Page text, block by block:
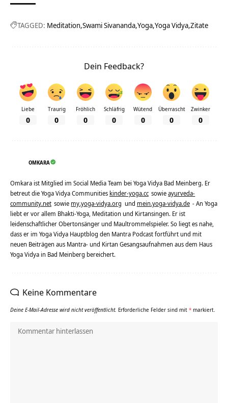
TAGGED: Meditation Swami Sivananda Yoga Yoga Vidya Zitate
Dein Feedback?
Liebe
0
Traurig
0
Fröhlich
0
Schläfrig
0
Wütend
0
Überrascht
0
Zwinker
0
OMKARA
Omkara ist Mitglied im Social Media Team bei Yoga Vidya Bad Meinberg. Er
betreut die Yoga Vidya Communities kinder-yoga.cc sowieayurveda-
community.net sowie my.yoga-vidya.org und mein.yoga-vidya.de - An Yoga
liebt er vor allem Bhakti-Yoga, Meditation und Kirtansingen. Er ist
leidenschaftlicher Obertonsänger und Maultrommelspieler. So liegt es nahe,
dass er im Yoga Vidya Hauptblog den Mantra Podcast fortführt und mit
neuen Beiträgen aus Mantra- und Kirtan Gesangsaufnahmen aus dem Haus
Yoga Vidya in Bad Meinberg bereichert.
Keine Kommentare
Deine E-Mail-Adresse wird nicht veröffentlicht. Erforderliche Felder sind mit * markiert.